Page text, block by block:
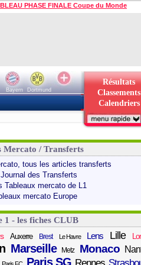
PHASE FINALE Coupe du Monde
Bayern Dortmund
Résultats
Classements
Calendriers
Mercato / Transferts
tous les articles transferts
des Transferts
Tableaux mercato de L1
mercato Europe
1 - les fiches CLUB
Auxerre Brest Le Havre Lens Lille
Marseille Metz Monaco
Paris SG